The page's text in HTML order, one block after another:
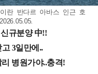
란 반다르 아바스 인근 호